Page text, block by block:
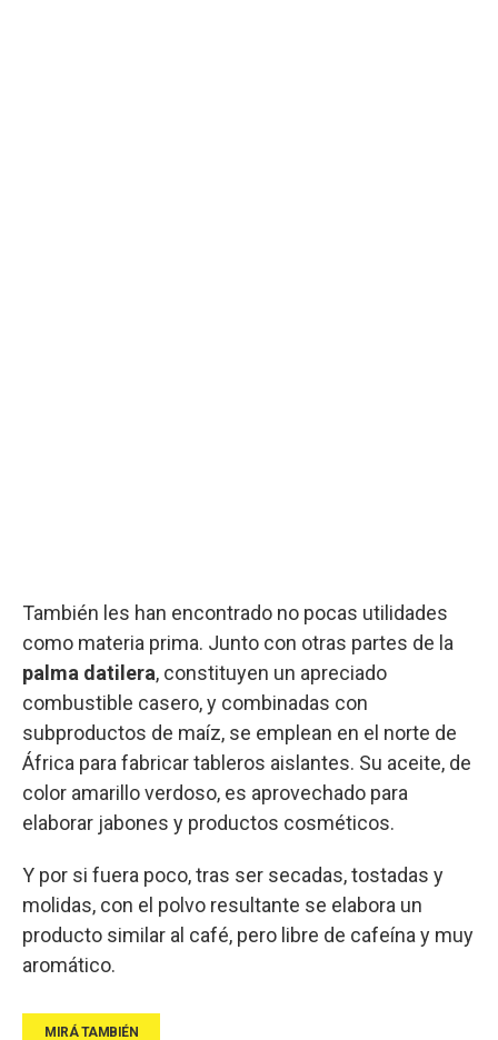
También les han encontrado no pocas utilidades
como materia prima. Junto con otras partes de la
palma datilera, constituyen un apreciado
combustible casero, y combinadas con
subproductos de maíz, se emplean en el norte de
África para fabricar tableros aislantes. Su aceite, de
color amarillo verdoso, es aprovechado para
elaborar jabones y productos cosméticos.
Y por si fuera poco, tras ser secadas, tostadas y
molidas, con el polvo resultante se elabora un
producto similar al café, pero libre de cafeína y muy
aromático.